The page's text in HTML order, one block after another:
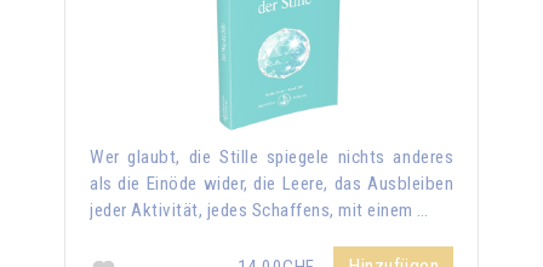
Wer glaubt, die Stille spiegele nichts anderes
als die Einöde wider, die Leere, das Ausbleiben
jeder Aktivität, jedes Schaffens, mit einem …